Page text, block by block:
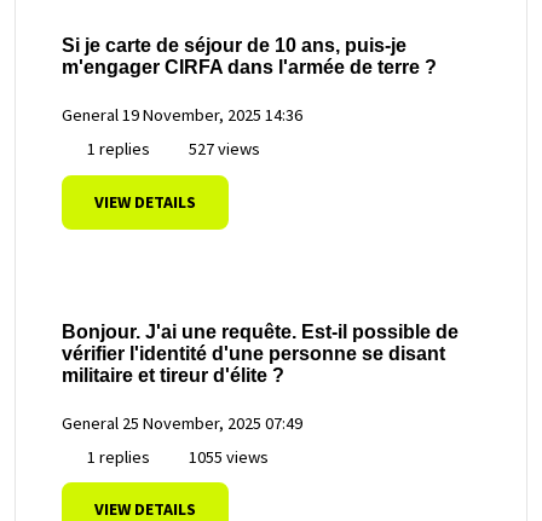
Si je carte de séjour de 10 ans, puis-je
m'engager CIRFA dans l'armée de terre ?
General19 November, 2025 14:36
1 replies
527 views
VIEW DETAILS
Bonjour. J'ai une requête. Est-il possible de
vérifier l'identité d'une personne se disant
militaire et tireur d'élite ?
General 25 November, 2025 07:49
1 replies
1055 views
VIEW DETAILS